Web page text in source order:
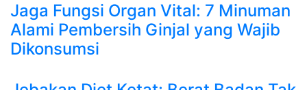
Jaga Fungsi Organ Vital: 7 Minuman
Alami Pembersih Ginjal yang Wajib
Dikonsumsi